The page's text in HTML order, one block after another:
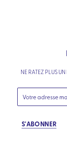
NE RATEZ PLUS
S'ABONNER